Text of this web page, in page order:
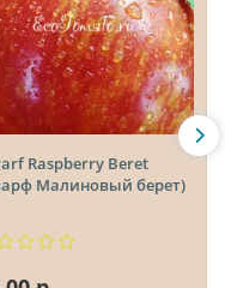
Raspberry Beret
Малиновый берет)